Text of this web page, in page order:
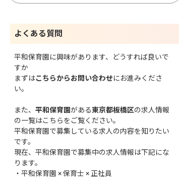
よくある質問
平和保育園に興味があります、どうすれば良いで
すか
まずはこちらからお問い合わせにお進みくださ
い。
また、 平和保育園がある東京都板橋区の求人情報
の一覧はこちらをご覧ください。
平和保育園で募集している求人の内容を知りたい
です。
現在、平和保育園で募集中の求人情報は下記にな
ります。
・ 平和保育園 × 保育士 × 正社員